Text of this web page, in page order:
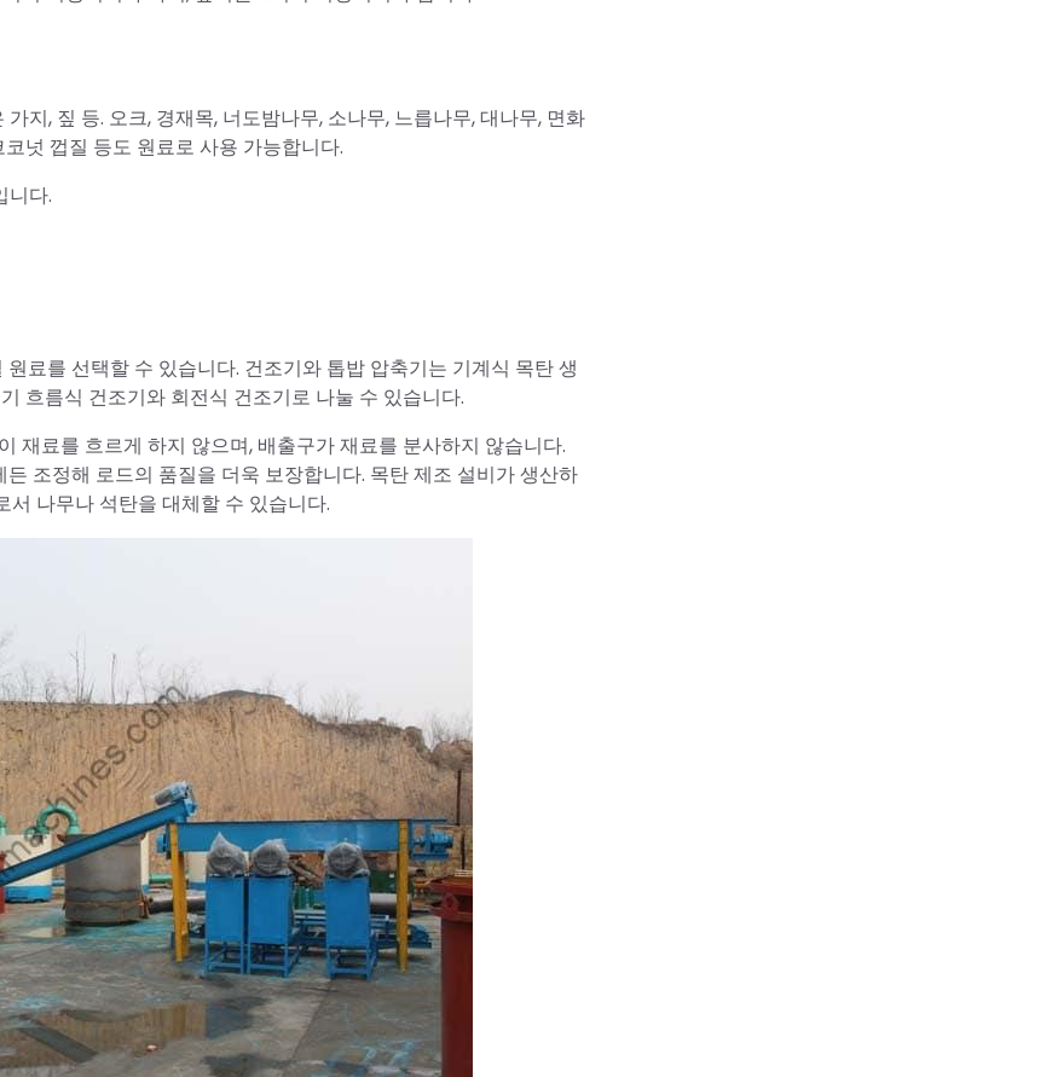
지, 짚 등. 오크, 경재목, 너도밤나무, 소나무, 느릅나무, 대나무, 면화
넛 껍질 등도 원료로 사용 가능합니다.
니다.
료를 선택할 수 있습니다. 건조기와 톱밥 압축기는 기계식 목탄 생
흐름식 건조기와 회전식 건조기로 나눌 수 있습니다.
재료를 흐르게 하지 않으며, 배출구가 재료를 분사하지 않습니다.
조정해 로드의 품질을 더욱 보장합니다. 목탄 제조 설비가 생산하
나무나 석탄을 대체할 수 있습니다.